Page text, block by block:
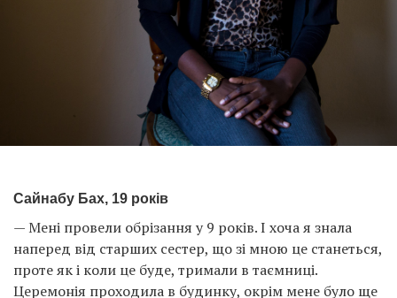
Сайнабу Бах, 19 років
— Мені провели обрізання у 9 років. І хоча я знала
наперед від старших сестер, що зі мною це станеться,
проте як і коли це буде, тримали в таємниці.
Церемонія проходила в будинку, окрім мене було ще